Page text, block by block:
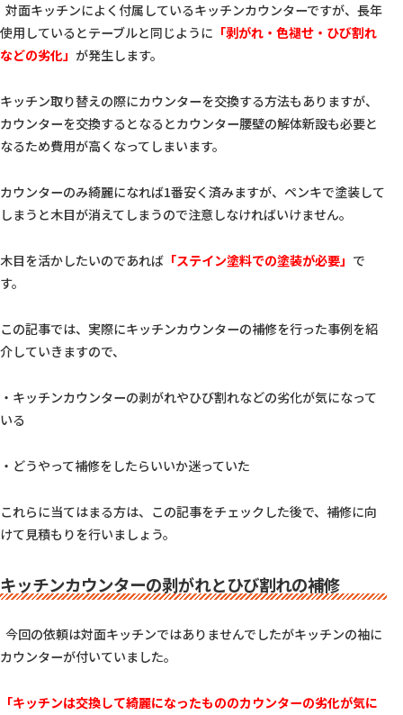
対面キッチンによく付属しているキッチンカウンターですが、長年
使用しているとテーブルと同じように 「剥がれ・色褪せ・ひび割れ
などの劣化」 が発生します。
キッチン取り替えの際にカウンターを交換する方法もありますが、
カウンターを交換するとなるとカウンター腰壁の解体新設も必要と
なるため費用が高くなってしまいます。
カウンターのみ綺麗になれば1番安く済みますが、ペンキで塗装して
しまうと木目が消えてしまうので注意しなければいけません。
木目を活かしたいのであれば 「ステイン塗料での塗装が必要」 で
す。
この記事では、実際にキッチンカウンターの補修を行った事例を紹
介していきますので、
・キッチンカウンターの剥がれやひび割れなどの劣化が気になって
いる
・どうやって補修をしたらいいか迷っていた
これらに当てはまる方は、この記事をチェックした後で、補修に向
けて見積もりを行いましょう。
キッチンカウンターの剥がれとひび割れの補修
今回の依頼は対面キッチンではありませんでしたがキッチンの袖に
カウンターが付いていました。
「キッチンは交換して綺麗になったもののカウンターの劣化が気に